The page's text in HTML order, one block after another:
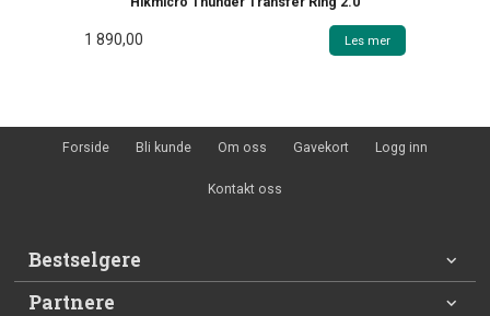
1 890,00 Les mer
Forside Bli kunde Om oss Gavekort Logg inn
Kontakt oss
Bestselgere
Partnere